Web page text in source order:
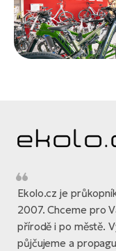
Ekolo.cz je
2007. Chceme pro
přírodě i po městě.
půjčujeme a